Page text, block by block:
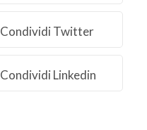
Condividi Twitter
Condividi Linkedin